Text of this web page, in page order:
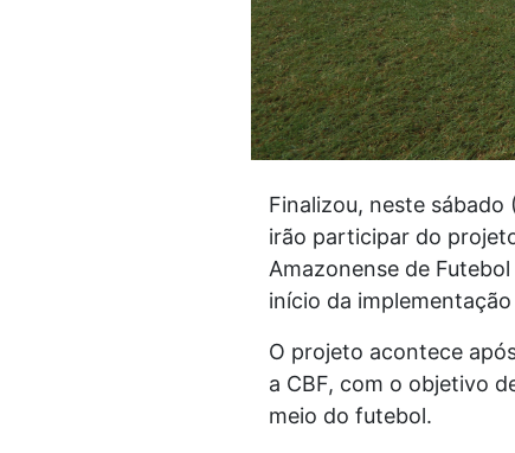
Finalizou, neste
irão participar do
Amazonense de
início da
O projeto acontece
a CBF, com o objetivo
meio do futebol.